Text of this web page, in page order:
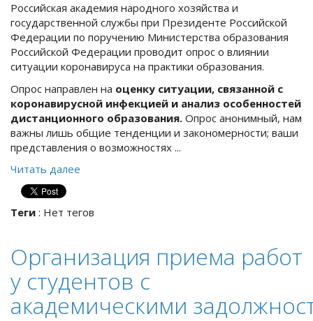
Российская академия народного хозяйства и
государственной службы при Президенте Российской
Федерации по поручению Министерства образования
Российской Федерации проводит опрос о влиянии
ситуации коронавируса на практики образования.
Опрос направлен на оценку ситуации, связанной с
коронавирусной инфекцией и анализ особенностей
дистанционного образования. Опрос анонимный, нам
важны лишь общие тенденции и закономерности; ваши
представления о возможностях ...
Читать далее
Теги : Нет тегов
Организация приема работ
у студентов с
академическими